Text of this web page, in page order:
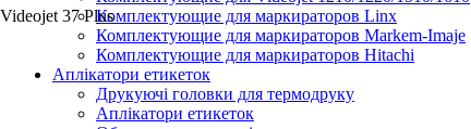
Комплектующие для маркираторов Linx
Комплектующие для маркираторов Markem-Imaje
Комплектующие для маркираторов Hitachi
Аплікатори етикеток
Друкуючі головки для термодруку
Аплікатори етикеток
Videojet 37 Plus